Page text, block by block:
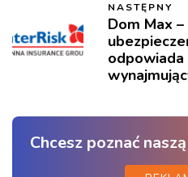
NASTĘPNY
Dom Max
Chcesz poznać